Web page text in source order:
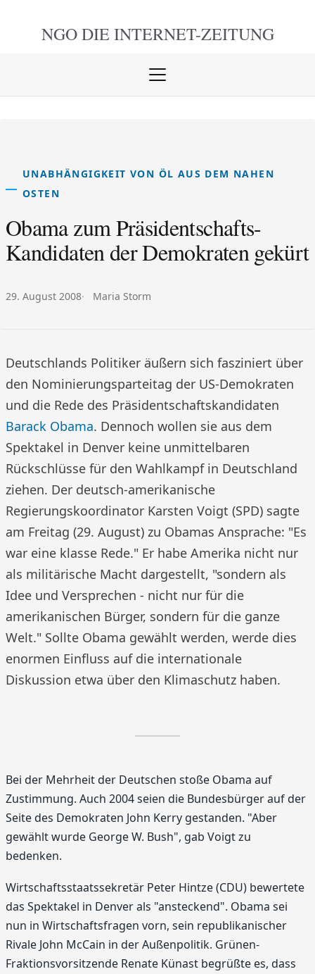
NGO DIE INTERNET-ZEITUNG
Menü
UNABHÄNGIGKEIT VON ÖL AUS DEM NAHEN
OSTEN
Obama zum Präsidentschafts-
Kandidaten der Demokraten gekürt
Veröffentlicht am:
29. August 2008 Autor:
Maria Storm
Deutschlands Politiker äußern sich fasziniert über
den Nominierungsparteitag der US-Demokraten
und die Rede des Präsidentschaftskandidaten
Barack Obama. Dennoch wollen sie aus dem
Spektakel in Denver keine unmittelbaren
Rückschlüsse für den Wahlkampf in Deutschland
ziehen. Der deutsch-amerikanische
Regierungskoordinator Karsten Voigt (SPD) sagte
am Freitag (29. August) zu Obamas Ansprache: "Es
war eine klasse Rede." Er habe Amerika nicht nur
als militärische Macht dargestellt, "sondern als
Idee und Versprechen - nicht nur für die
amerikanischen Bürger, sondern für die ganze
Welt." Sollte Obama gewählt werden, werde dies
enormen Einfluss auf die internationale
Diskussion etwa über den Klimaschutz haben.
Bei der Mehrheit der Deutschen stoße Obama auf
Zustimmung. Auch 2004 seien die Bundesbürger auf der
Seite des Demokraten John Kerry gestanden. "Aber
gewählt wurde George W. Bush", gab Voigt zu
bedenken.
Wirtschaftsstaatssekretär Peter Hintze (CDU) bewertete
das Spektakel in Denver als "ansteckend". Obama sei
nun in Wirtschaftsfragen vorn, sein republikanischer
Rivale John McCain in der Außenpolitik. Grünen-
Fraktionsvorsitzende Renate Künast begrüßte es, dass